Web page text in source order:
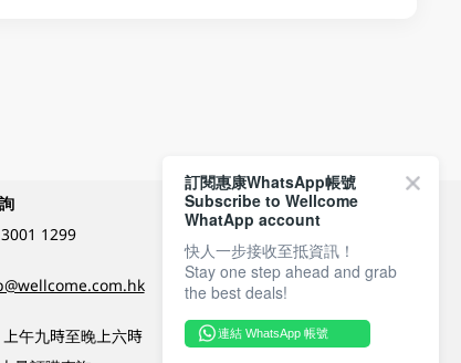
1299
午九時至晚上六時
付款方式
關注我們
訂閱惠康WhatsApp帳號
Subscribe to Wellcome
WhatApp account
快人一步接收至抵資訊！
Stay one step ahead and grab
the best deals!
連結 WhatsApp 帳號